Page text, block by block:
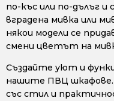
по-къс или по-дълъг
вградена мивка или
някои модели се
смени цветът на
Създайте уют и
нашите ПВЦ
със стил и